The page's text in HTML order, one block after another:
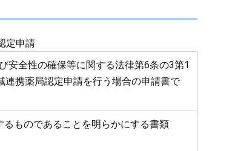
定申請
安全性の確保等に関する法律第6条の3第1
携薬局認定申請を行う場合の申請書で
ものであることを明らかにする書類